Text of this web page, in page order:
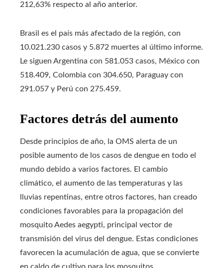
212,63% respecto al año anterior.
Brasil es el país más afectado de la región, con
10.021.230 casos y 5.872 muertes al último informe.
Le siguen Argentina con 581.053 casos, México con
518.409, Colombia con 304.650, Paraguay con
291.057 y Perú con 275.459.
Factores detrás del aumento
Desde principios de año, la OMS alerta de un
posible aumento de los casos de dengue en todo el
mundo debido a varios factores. El cambio
climático, el aumento de las temperaturas y las
lluvias repentinas, entre otros factores, han creado
condiciones favorables para la propagación del
mosquito Aedes aegypti, principal vector de
transmisión del virus del dengue. Estas condiciones
favorecen la acumulación de agua, que se convierte